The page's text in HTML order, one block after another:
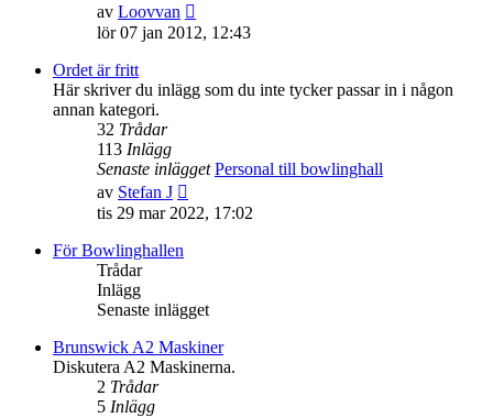
av Loovvan
till
inlägget
lör 07 jan 2012, 12:43
Ordet är fritt
Här skriver du inlägg som du inte tycker passar in i någon
annan kategori.
32 Trådar
113 Inlägg
Senaste inlägget Personal till bowlinghall
av Stefan J
till
tis 29 mar 2022, 17:02
För Bowlinghallen
Trådar
Inlägg
Senaste inlägget
Brunswick A2 Maskiner
Diskutera A2 Maskinerna.
2 Trådar
5 Inlägg